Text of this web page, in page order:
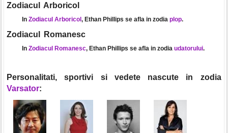
Zodiacul Arboricol
In Zodiacul Arboricol, Ethan Phillips se afla in zodia plop.
Zodiacul Romanesc
In Zodiacul Romanesc, Ethan Phillips se afla in zodia udatorului.
Personalitati, sportivi si vedete nascute in zodia
Varsator: